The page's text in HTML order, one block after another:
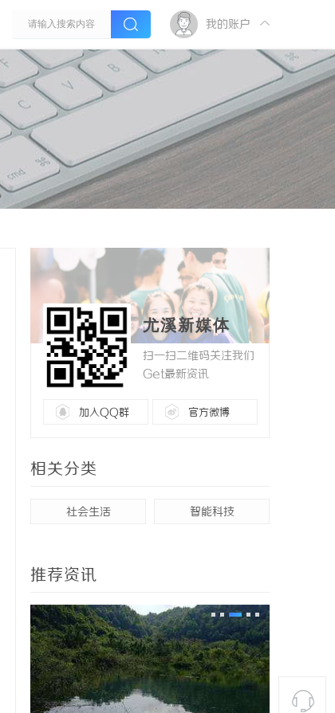
我的账户
尤溪新媒体
扫一扫二维码关注我们
Get最新资讯
加入QQ群 官方微博
相关分类
社会生活 智能科技
推荐资讯